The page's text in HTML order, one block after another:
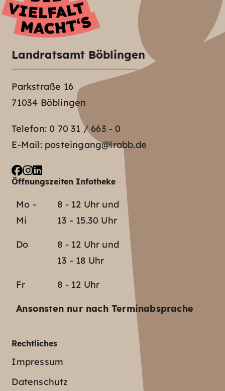
Landratsamt Böblingen
Parkstraße 16
71034 Böblingen
Telefon:0 70 31 / 663 - 0
E-Mail: posteingang@lrabb.de
Öffnungszeiten Infotheke
Mo -
Mi
8 - 12 Uhr und
13 - 15.30 Uhr
Do
8 - 12 Uhr und
13 - 18 Uhr
Fr 8 - 12 Uhr
Ansonsten nur nach Terminabsprache
Rechtliches
Impressum
Datenschutz